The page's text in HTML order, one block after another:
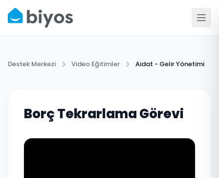
Destek Merkezi Video Eğitimler Aidat - Gelir Yönetimi
Borç Tekrarlama Görevi